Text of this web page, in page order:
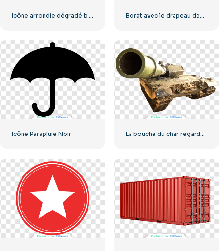
Icône arrondie dégradé bleu Facebook Borat avec le drapeau des États-Unis souriant
Icône Parapluie Noir La bouche du char regarde la caméra